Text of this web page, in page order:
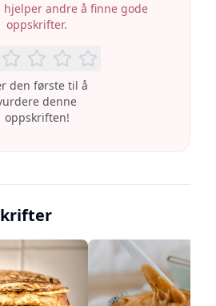
andre å finne gode
oppskrifter.
den første til å
denne
oppskriften!